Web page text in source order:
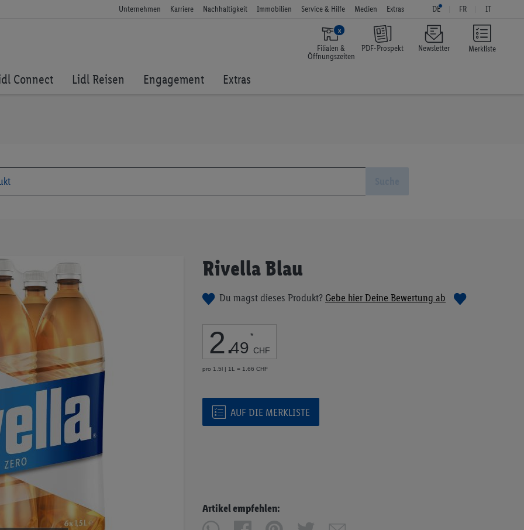
Merkliste
Unternehmen Karriere Nachhaltigkeit Immobilien Service & Hilfe Medien Extras DE FR IT
x
Filialen &
Öffnungszeiten
PDF-Prospekt Newsletter
Connect Lidl Reisen Engagement Extras
Rivella Blau
Du magst dieses Produkt? Gebe hier Deine Bewertung ab
2.49
*
CHF
pro 1.5l | 1L = 1.66 CHF
AUF DIE MERKLISTE
Artikel empfehlen:
Anfang
Bildgalerie